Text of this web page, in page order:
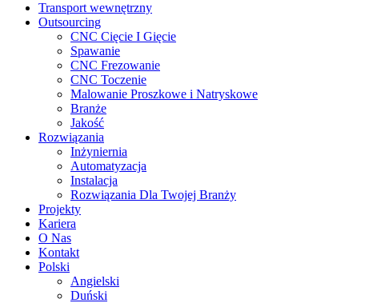
Transport wewnętrzny
Outsourcing
CNC Cięcie I Gięcie
Spawanie
CNC Frezowanie
CNC Toczenie
Malowanie Proszkowe i Natryskowe
Branże
Jakość
Rozwiązania
Inżyniernia
Automatyzacja
Instalacja
Rozwiązania Dla Twojej Branży
Projekty
Kariera
O Nas
Kontakt
Polski
Angielski
Duński